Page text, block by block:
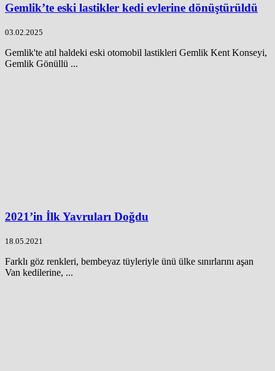
Gemlik’te eski lastikler kedi evlerine dönüştürüldü
03.02.2025
Gemlik'te atıl haldeki eski otomobil lastikleri Gemlik Kent Konseyi,
Gemlik Gönüllü ...
2021’in İlk Yavruları Doğdu
18.05.2021
Farklı göz renkleri, bembeyaz tüyleriyle ünü ülke sınırlarını aşan
Van kedilerine, ...